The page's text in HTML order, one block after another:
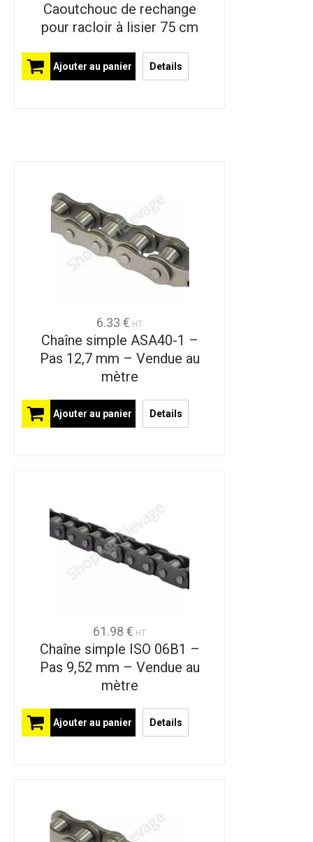
Caoutchouc de rechange
pour racloir à lisier 75 cm
Ajouter au panier Details
6.33 € HT
Chaîne simple ASA40-1 –
Pas 12,7 mm – Vendue au
mètre
Ajouter au panier Details
61.98 € HT
Chaîne simple ISO 06B1 –
Pas 9,52 mm – Vendue au
mètre
Ajouter au panier Details